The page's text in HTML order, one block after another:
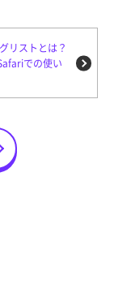
リストとは？
での使い